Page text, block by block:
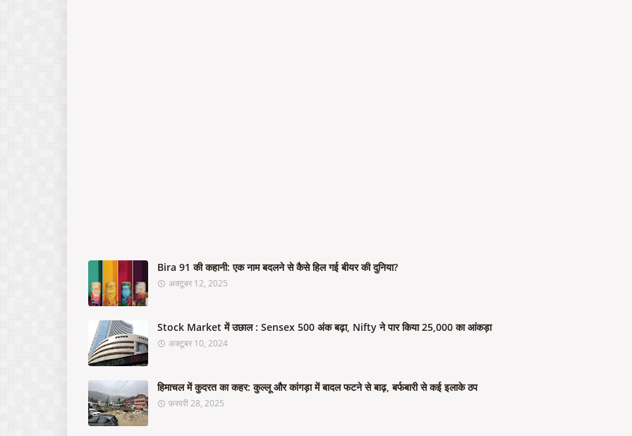
Bira 91 की कहानी: एक नाम बदलने से कैसे हिल गई बीयर की दुनिया?
अक्टूबर 12, 2025
Stock Market में उछाल : Sensex 500 अंक बढ़ा, Nifty ने पार किया 25,000 का आंकड़ा
अक्टूबर 10, 2024
हिमाचल में कुदरत का कहर: कुल्लू और कांगड़ा में बादल फटने से बाढ़, बर्फबारी से कई इलाके ठप
फ़रवरी 28, 2025